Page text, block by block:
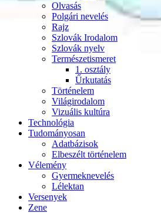
Olvasás
Polgári nevelés
Rajz
Szlovák Irodalom
Szlovák nyelv
Természetismeret
1. osztály
Űrkutatás
Történelem
Világirodalom
Vizuális kultúra
Technológia
Tudományosan
Adatbázisok
Elbeszélt történelem
Vélemény
Gyermeknevelés
Lélektan
Versenyek
Zene